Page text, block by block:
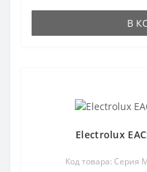
В
Electrolux
Код товара: Серия